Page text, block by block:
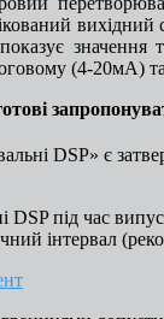
показує
(4-20мА)
DSP» є
під час
інтервал